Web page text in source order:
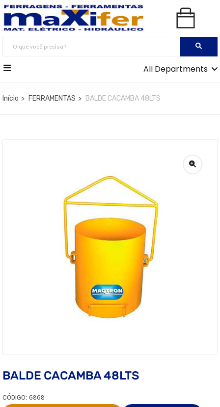
All Departments
Início FERRAMENTAS BALDE CACAMBA 48LTS
BALDE CACAMBA 48LTS
CÓDIGO: 6868